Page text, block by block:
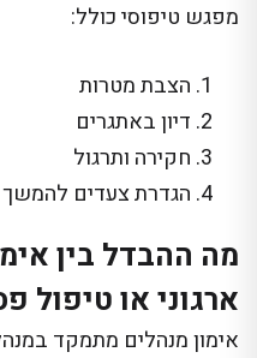
מפגש טיפוסי כולל:
הצבת מטרות
דיון באתגרים
חקירה ותרגול
הגדרת צעדים להמשך
מה ההבדל בין
ארגוני או טיפול
אימון מנהלים מתמקד